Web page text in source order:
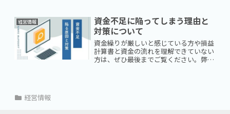
気分が晴れないのか』『誰にも相談でき
ない』『弱音を吐けない』...
経営情報
資金不足に陥ってしまう理由と
対策について
資金繰りが厳しいと感じている方や損益
計算書と資金の流れを理解できていない
方は、ぜひ最後までご覧ください。弊社
経営情報